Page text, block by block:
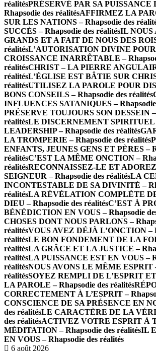
réalitésPRÉSERVÉ PAR SA PUISSANCE
Rhapsodie des réalitésAFFIRMEZ LA
SUR LES NATIONS – Rhapsodie des
SUCCÈS – Rhapsodie des réalitésIL NOUS
GRANDS ET A FAIT DE NOUS DES
réalitésL’AUTORISATION DIVINE
CROISSANCE INARRÊTABLE –
réalitésCHRIST – LA PIERRE
réalitésL’ÉGLISE EST BÂTIE SUR
réalitésUTILISEZ LA PAROLE POUR
BONS CONSEILS – Rhapsodie des réalités
INFLUENCES SATANIQUES – Rhapsodie
PRÉSERVE TOUJOURS SON DESSEIN –
réalitésLE DISCERNEMENT SPIRITUEL
LEADERSHIP – Rhapsodie des réalités
LA TROMPERIE – Rhapsodie des réalités
ENFANTS, JEUNES GENS ET PÈRES –
réalitésC’EST LA MÊME ONCTION –
réalitésRECONNAISSEZ-LE ET
SEIGNEUR – Rhapsodie des réalitésLA
INCONTESTABLE DE SA DIVINITÉ –
réalitésLA RÉVÉLATION COMPLÈTE
DIEU – Rhapsodie des réalitésC’EST À
BÉNÉDICTION EN VOUS – Rhapsodie
CHOSES DONT NOUS PARLONS –
réalitésVOUS AVEZ DÉJÀ L’ONCTION –
réalitésLE BON FONDEMENT DE LA FOI
réalitésLA GRÂCE ET LA JUSTICE –
réalitésLA PUISSANCE EST EN VOUS –
réalitésNOUS AVONS LE MÊME ESPRIT
réalitésSOYEZ REMPLI DE L’ESPRIT
LA PAROLE – Rhapsodie des réalités
CORRECTEMENT À L’ESPRIT –
CONSCIENCE DE SA PRÉSENCE EN
des réalitésLE CARACTÈRE DE LA
des réalitésACTIVEZ VOTRE ESPRIT À
MÉDITATION – Rhapsodie des réalitésIL
EN VOUS – Rhapsodie des réalités
6 août 2026